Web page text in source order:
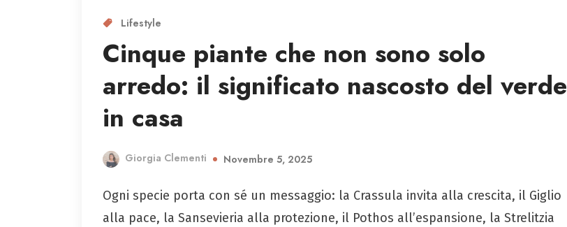
Lifestyle
Cinque piante che non sono solo
arredo: il significato nascosto del verde
in casa
Giorgia Clementi Novembre 5, 2025
Ogni specie porta con sé un messaggio: la Crassula invita alla crescita, il Giglio
alla pace, la Sansevieria alla protezione, il Pothos all’espansione, la Strelitzia